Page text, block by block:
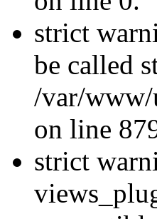
strict
be called
/var/www/
on line
strict